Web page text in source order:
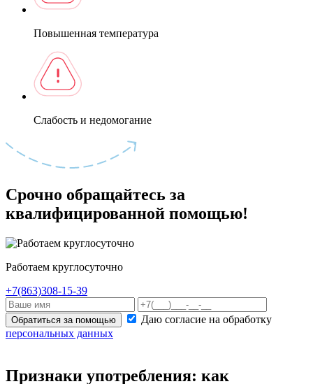
Повышенная температура
Слабость и недомогание
Срочно обращайтесь за
квалифицированной помощью!
Работаем круглосуточно
+7(863)308-15-39
Обратиться за помощью
Даю согласие на обработку
персональных данных
Признаки употребления: как